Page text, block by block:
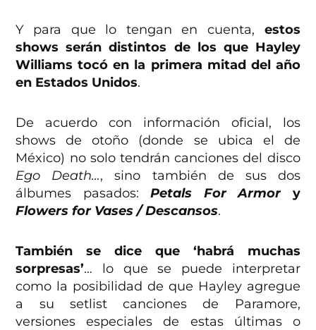
Y para que lo tengan en cuenta, estos
shows serán distintos de los que Hayley
Williams tocó en la primera mitad del año
en Estados Unidos.
De acuerdo con información oficial, los
shows de otoño (donde se ubica el de
México) no solo tendrán canciones del disco
Ego Death…, sino también de sus dos
álbumes pasados:Petals For Armory
Flowers for Vases / Descansos.
También se dice que ‘habrá muchas
sorpresas’… lo que se puede interpretar
como la posibilidad de que Hayley agregue
a su setlist canciones de Paramore,
versiones especiales de estas últimas o